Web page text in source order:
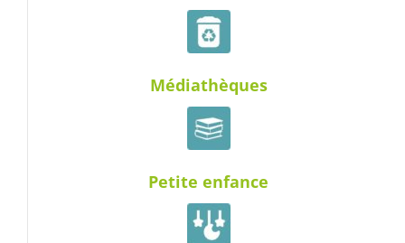
Médiathèques
Petite enfance